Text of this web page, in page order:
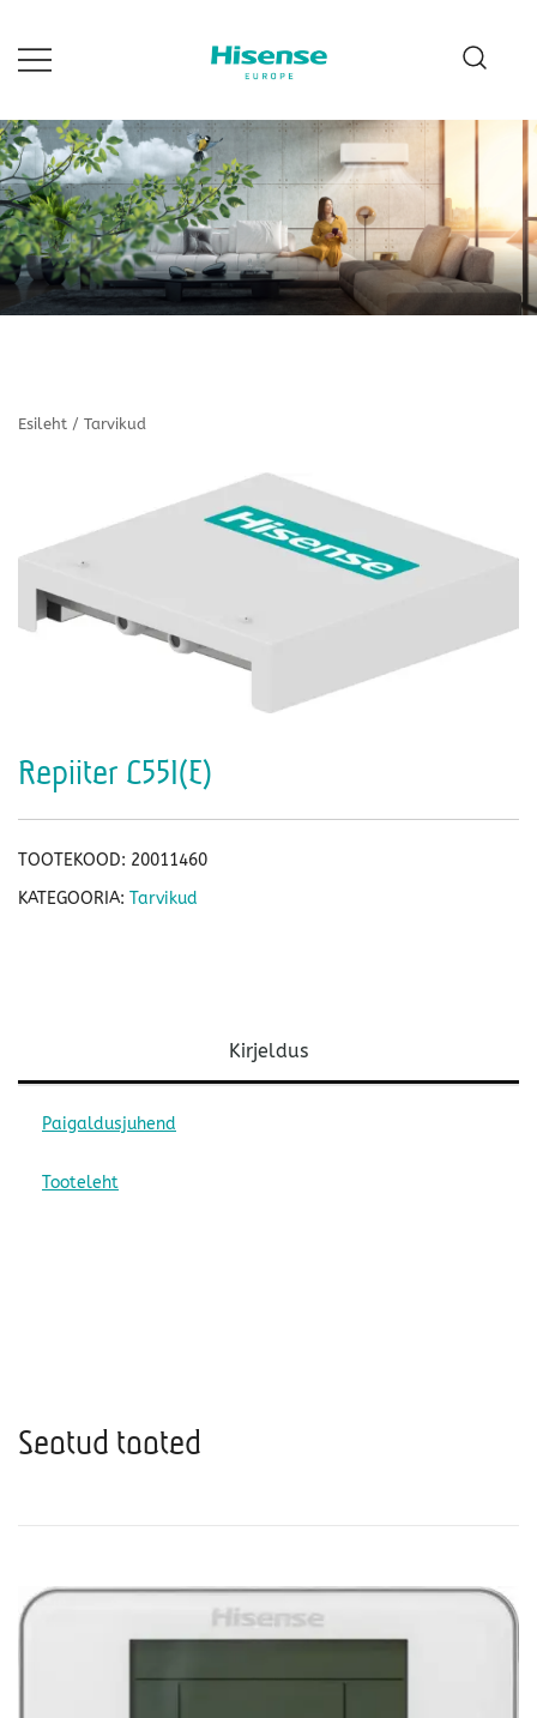
content
Esileht / Tarvikud
Repiiter C551(E)
TOOTEKOOD: 20011460
KATEGOORIA: Tarvikud
Kirjeldus
Paigaldusjuhend
Tooteleht
Seotud tooted